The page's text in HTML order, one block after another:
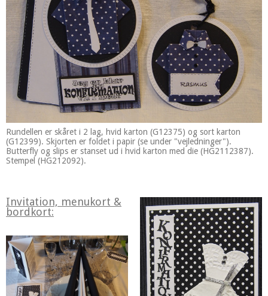
Rundellen er skåret i 2 lag, hvid karton (G12375) og sort karton
(G12399). Skjorten er foldet i papir (se under "vejledninger").
Butterfly og slips er stanset ud i hvid karton med die (HG2112387).
Stempel (HG212092).
Invitation, menukort &
bordkort: